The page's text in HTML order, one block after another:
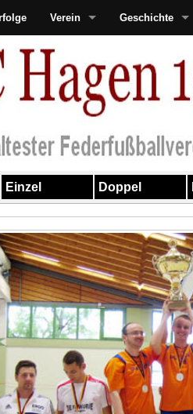
Verein Geschichte
Einzel Doppel